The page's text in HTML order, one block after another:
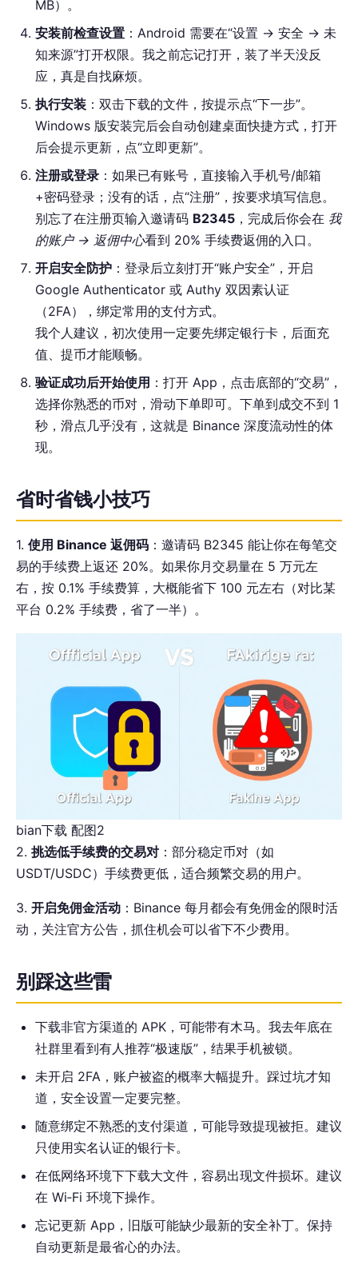
MB）。
安装前检查设置 ：Android 需要在“设置 → 安全 → 未
知来源”打开权限。我之前忘记打开，装了半天没反
应，真是自找麻烦。
执行安装 ：双击下载的文件，按提示点“下一步”。
Windows 版安装完后会自动创建桌面快捷方式，打开
后会提示更新，点“立即更新”。
注册或登录 ：如果已有账号，直接输入手机号/邮箱
+密码登录；没有的话，点“注册”，按要求填写信息。
别忘了在注册页输入邀请码 B2345 ，完成后你会在 我
的账户 → 返佣中心看到 20% 手续费返佣的入口。
开启安全防护 ：登录后立刻打开“账户安全”，开启
Google Authenticator 或 Authy 双因素认证
（2FA），绑定常用的支付方式。
我个人建议，初次使用一定要先绑定银行卡，后面充
值、提币才能顺畅。
验证成功后开始使用 ：打开 App，点击底部的“交易”，
选择你熟悉的币对，滑动下单即可。下单到成交不到 1
秒，滑点几乎没有，这就是 Binance 深度流动性的体
现。
省时省钱小技巧
1. 使用 Binance 返佣码 ：邀请码 B2345 能让你在每笔交
易的手续费上返还 20%。如果你月交易量在 5 万元左
右，按 0.1% 手续费算，大概能省下 100 元左右（对比某
平台 0.2% 手续费，省了一半）。
bian下载 配图2
2. 挑选低手续费的交易对 ：部分稳定币对（如
USDT/USDC）手续费更低，适合频繁交易的用户。
3. 开启免佣金活动 ：Binance 每月都会有免佣金的限时活
动，关注官方公告，抓住机会可以省下不少费用。
别踩这些雷
下载非官方渠道的 APK，可能带有木马。我去年底在
社群里看到有人推荐“极速版”，结果手机被锁。
未开启 2FA，账户被盗的概率大幅提升。踩过坑才知
道，安全设置一定要完整。
随意绑定不熟悉的支付渠道，可能导致提现被拒。建议
只使用实名认证的银行卡。
在低网络环境下下载大文件，容易出现文件损坏。建议
在 Wi‑Fi 环境下操作。
忘记更新 App，旧版可能缺少最新的安全补丁。保持
自动更新是最省心的办法。